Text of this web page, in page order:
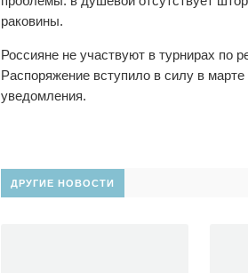
раковины.
Россияне не участвуют в турнирах по
Распоряжение вступило в силу в
уведомления.
ДРУГИЕ НОВОСТИ